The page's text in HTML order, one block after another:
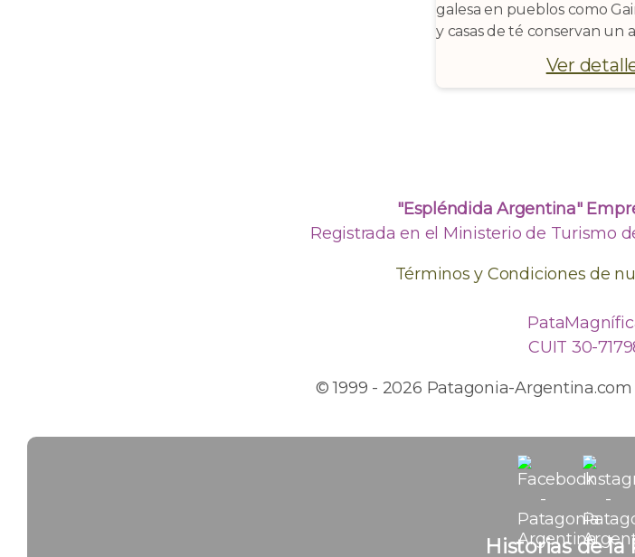
galesa en pueblos como
y casas de té conservan un
Ver
"Espléndida Argentina"
Registrada en el Ministerio de Turismo
Términos y Condiciones de
CUIT 30-
© 1999 - 2026 Patagonia-
Historias de la